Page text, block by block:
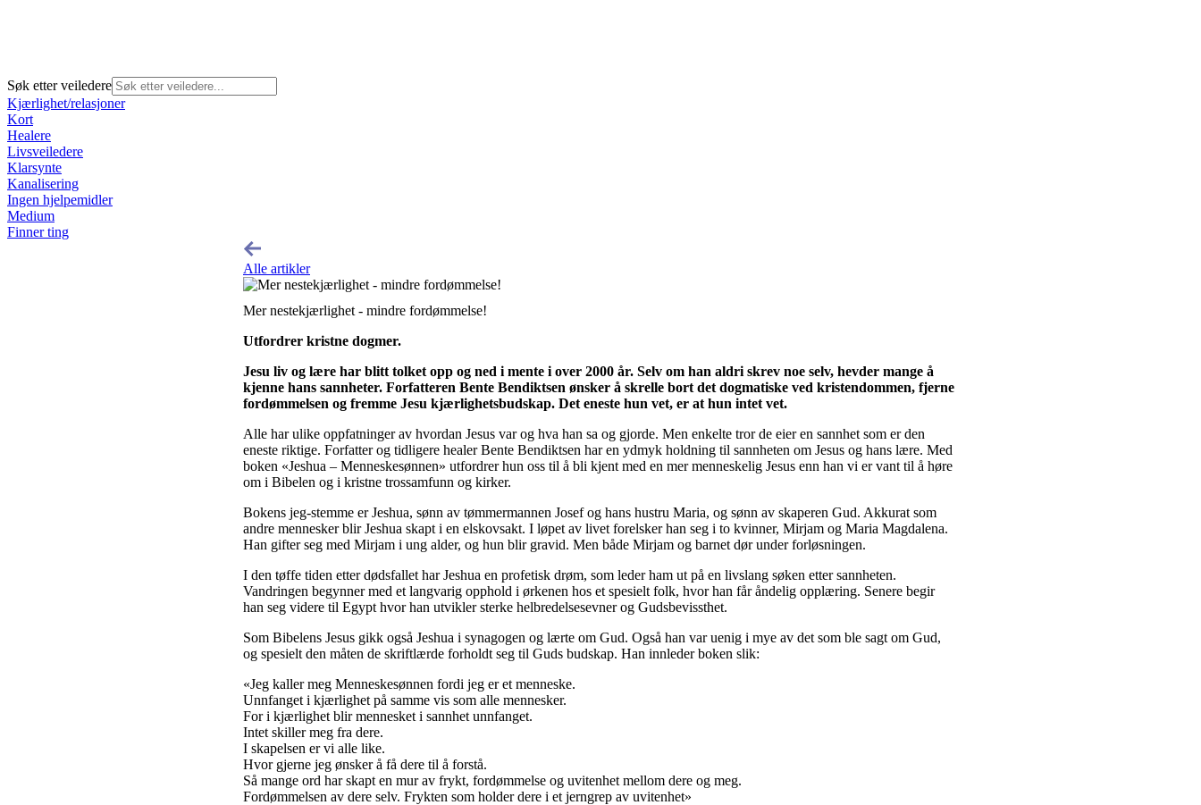
Søk etter veiledere
Kjærlighet/relasjoner
Kort
Healere
Livsveiledere
Klarsynte
Kanalisering
Ingen hjelpemidler
Medium
Finner ting
Alle artikler
Mer nestekjærlighet - mindre fordømmelse!
Utfordrer kristne dogmer.
Jesu liv og lære har blitt tolket opp og ned i mente i over 2000 år. Selv om han aldri skrev noe selv, hevder mange å
kjenne hans sannheter. Forfatteren Bente Bendiktsen ønsker å skrelle bort det dogmatiske ved kristendommen, fjerne
fordømmelsen og fremme Jesu kjærlighetsbudskap. Det eneste hun vet, er at hun intet vet.
Alle har ulike oppfatninger av hvordan Jesus var og hva han sa og gjorde. Men enkelte tror de eier en sannhet som er den
eneste riktige. Forfatter og tidligere healer Bente Bendiktsen har en ydmyk holdning til sannheten om Jesus og hans lære. Med
boken «Jeshua – Menneskesønnen» utfordrer hun oss til å bli kjent med en mer menneskelig Jesus enn han vi er vant til å høre
om i Bibelen og i kristne trossamfunn og kirker.
Bokens jeg-stemme er Jeshua, sønn av tømmermannen Josef og hans hustru Maria, og sønn av skaperen Gud. Akkurat som
andre mennesker blir Jeshua skapt i en elskovsakt. I løpet av livet forelsker han seg i to kvinner, Mirjam og Maria Magdalena.
Han gifter seg med Mirjam i ung alder, og hun blir gravid. Men både Mirjam og barnet dør under forløsningen.
I den tøffe tiden etter dødsfallet har Jeshua en profetisk drøm, som leder ham ut på en livslang søken etter sannheten.
Vandringen begynner med et langvarig opphold i ørkenen hos et spesielt folk, hvor han får åndelig opplæring. Senere begir
han seg videre til Egypt hvor han utvikler sterke helbredelsesevner og Gudsbevissthet.
Som Bibelens Jesus gikk også Jeshua i synagogen og lærte om Gud. Også han var uenig i mye av det som ble sagt om Gud,
og spesielt den måten de skriftlærde forholdt seg til Guds budskap. Han innleder boken slik:
«Jeg kaller meg Menneskesønnen fordi jeg er et menneske.
Unnfanget i kjærlighet på samme vis som alle mennesker.
For i kjærlighet blir mennesket i sannhet unnfanget.
Intet skiller meg fra dere.
I skapelsen er vi alle like.
Hvor gjerne jeg ønsker å få dere til å forstå.
Så mange ord har skapt en mur av frykt, fordømmelse og uvitenhet mellom dere og meg.
Fordømmelsen av dere selv. Frykten som holder dere i et jerngrep av uvitenhet»